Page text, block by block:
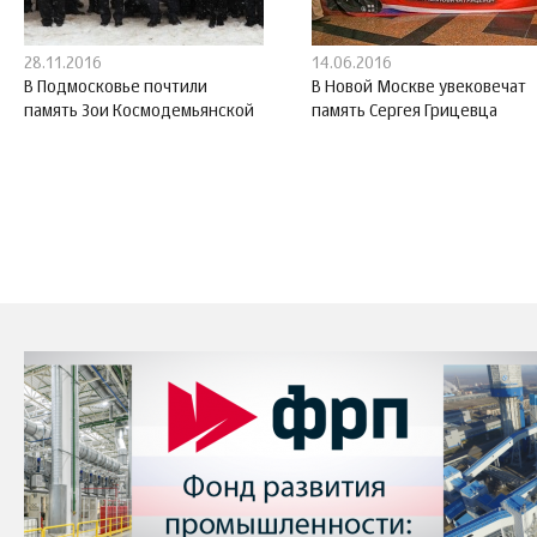
28.11.2016
В Подмосковье почтили
память Зои Космодемьянской
14.06.2016
В Новой Москве увековечат
память Сергея Грицевца